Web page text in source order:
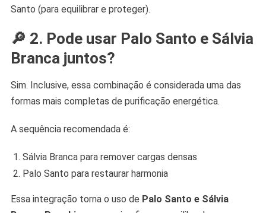
Santo (para equilibrar e proteger).
🔎 2. Pode usar Palo Santo e Sálvia
Branca juntos?
Sim. Inclusive, essa combinação é considerada uma das
formas mais completas de purificação energética.
A sequência recomendada é:
Sálvia Branca para remover cargas densas
Palo Santo para restaurar harmonia
Essa integração torna o uso de Palo Santo e Sálvia